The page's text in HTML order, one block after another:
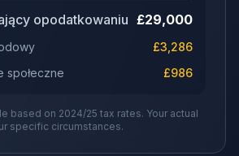
opodatkowaniu £29,000
£3,286
społeczne
£986
based on 2024/25 tax rates. Your actual
specific circumstances.